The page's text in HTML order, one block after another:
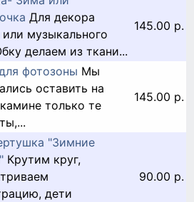
Для декора
или музыкального
делаем из ткани...
145.00 р.
фотозоны Мы
оставить на
только те
145.00 р.
"Зимние
Крутим круг,
дети
90.00 р.